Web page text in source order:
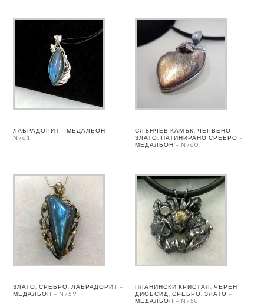
ЛАБРАДОРИТ – МЕДАЛЬОН –
N761
СЛЪНЧЕВ КАМЪК, ЧЕРВЕНО
ЗЛАТО, ПАТИНИРАНО СРЕБРО –
МЕДАЛЬОН – N760
ЗЛАТО, СРЕБРО, ЛАБРАДОРИТ –
МЕДАЛЬОН – N759
ПЛАНИНСКИ КРИСТАЛ, ЧЕРЕН
ДИОБСИД, СРЕБРО, ЗЛАТО –
МЕДАЛЬОН – N758